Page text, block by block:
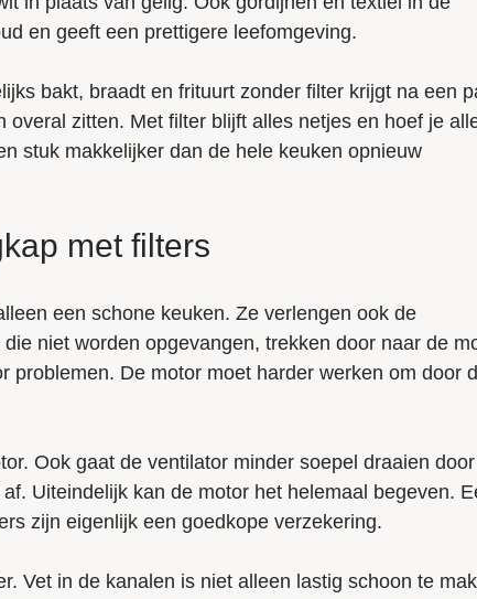
en geeft een prettigere leefomgeving.
bakt, braadt en frituurt zonder filter krijgt na een
zitten. Met filter blijft alles netjes en hoef je
stuk makkelijker dan de hele keuken opnieuw
met filters
een schone keuken. Ze verlengen ook de
niet worden opgevangen, trekken door naar de
problemen. De motor moet harder werken om door
Ook gaat de ventilator minder soepel draaien
Uiteindelijk kan de motor het helemaal begeven.
zijn eigenlijk een goedkope verzekering.
Vet in de kanalen is niet alleen lastig schoon te